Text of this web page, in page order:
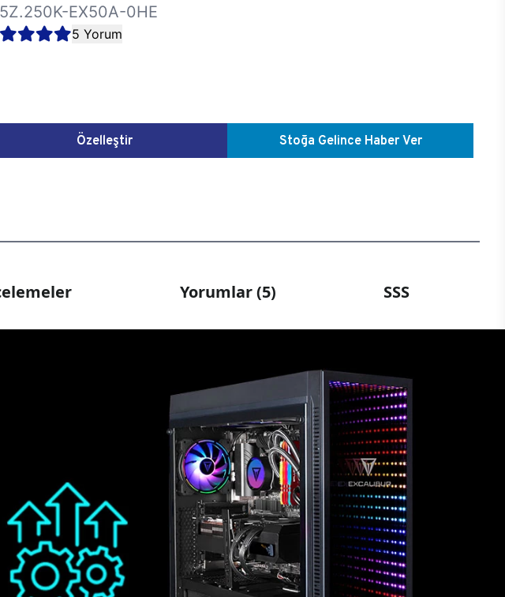
EX50A-0HE
5 Yorum
Özelleştir Stoğa Gelince Haber Ver
Yorumlar (5) SSS